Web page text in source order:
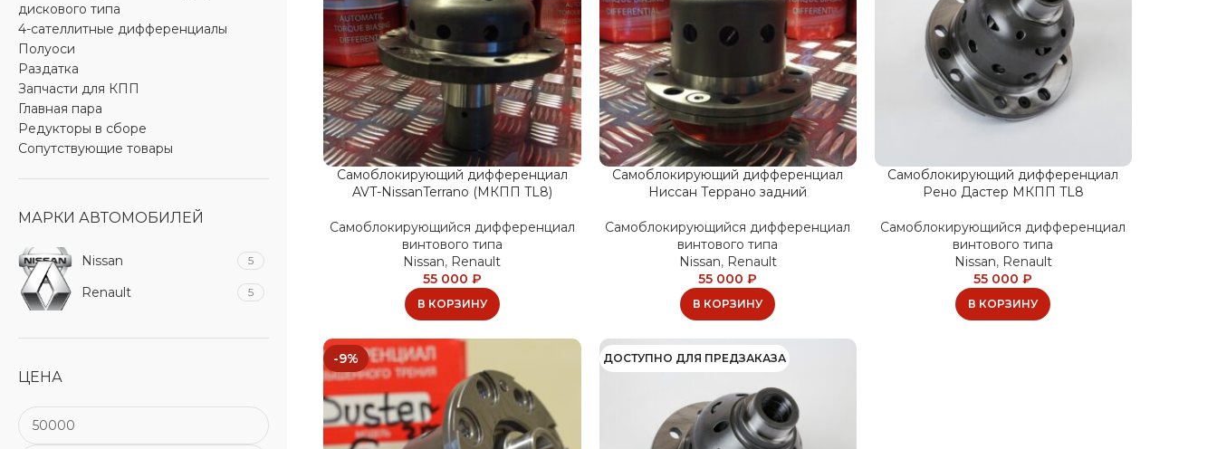
дискового типа
4-сателлитные дифференциалы
Полуоси
Раздатка
Запчасти для КПП
Главная пара
Редукторы в сборе
Сопутствующие товары
МАРКИ АВТОМОБИЛЕЙ
Nissan 5
Renault 5
ЦЕНА
Самоблокирующий дифференциал
AVT-NissanTerrano (МКПП TL8)
Самоблокирующийся дифференциал
винтового типа
Nissan, Renault
55 000 ₽
В КОРЗИНУ
Самоблокирующий дифференциал
Ниссан Террано задний
Самоблокирующийся дифференциал
винтового типа
Nissan, Renault
55 000₽
В КОРЗИНУ
Самоблокирующий дифференциал
Рено Дастер МКПП TL8
Самоблокирующийся дифференциал
винтового типа
Nissan, Renault
55 000₽
В КОРЗИНУ
-9% ДОСТУПНО ДЛЯ ПРЕДЗАКАЗА